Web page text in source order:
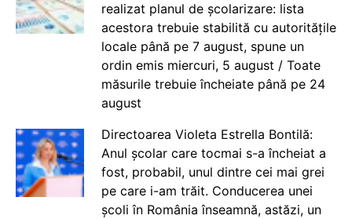
realizat planul de școlarizare: lista
acestora trebuie stabilită cu autoritățile
locale până pe 7 august, spune un
ordin emis miercuri, 5 august / Toate
măsurile trebuie încheiate până pe 24
august
Directoarea Violeta Estrella Bontilă:
Anul școlar care tocmai s-a încheiat a
fost, probabil, unul dintre cei mai grei
pe care i-am trăit. Conducerea unei
școli în România înseamnă, astăzi, un